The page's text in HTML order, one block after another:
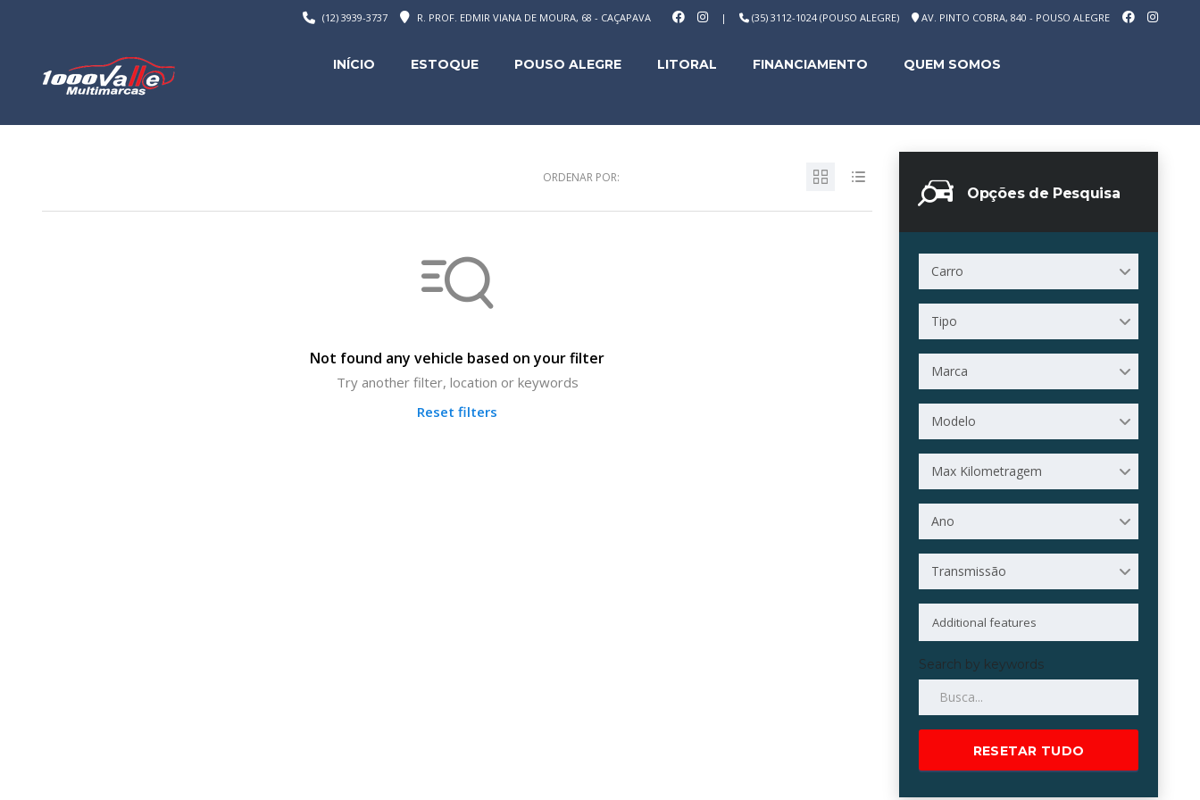
| (35) 3112-1024 (POUSO ALEGRE) AV. PINTO COBRA, 840 - POUSO ALEGRE
R. PROF. EDMIR VIANA DE MOURA, 68 - CAÇAPAVA
(12) 3939-3737
INÍCIO ESTOQUE POUSO ALEGRE LITORAL FINANCIAMENTO QUEM SOMOS
Opções de Pesquisa
Carro
Tipo
Marca
Modelo
Max Kilometragem
Ano
Transmissão
Search by keywords
RESETAR TUDO
ORDENAR POR:
Not found any vehicle based on your filter
Try another filter, location or keywords
Reset filters